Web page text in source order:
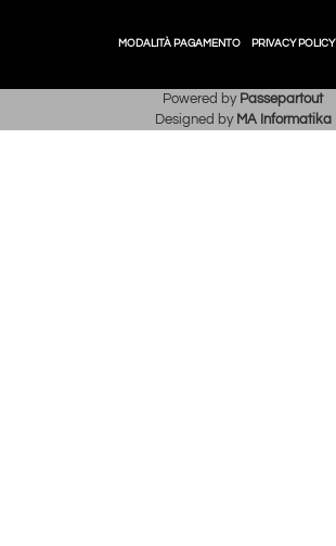
MODALITÀ PAGAMENTO PRIVACY POLICY
Powered by Passepartout
Designed by MA Informatika